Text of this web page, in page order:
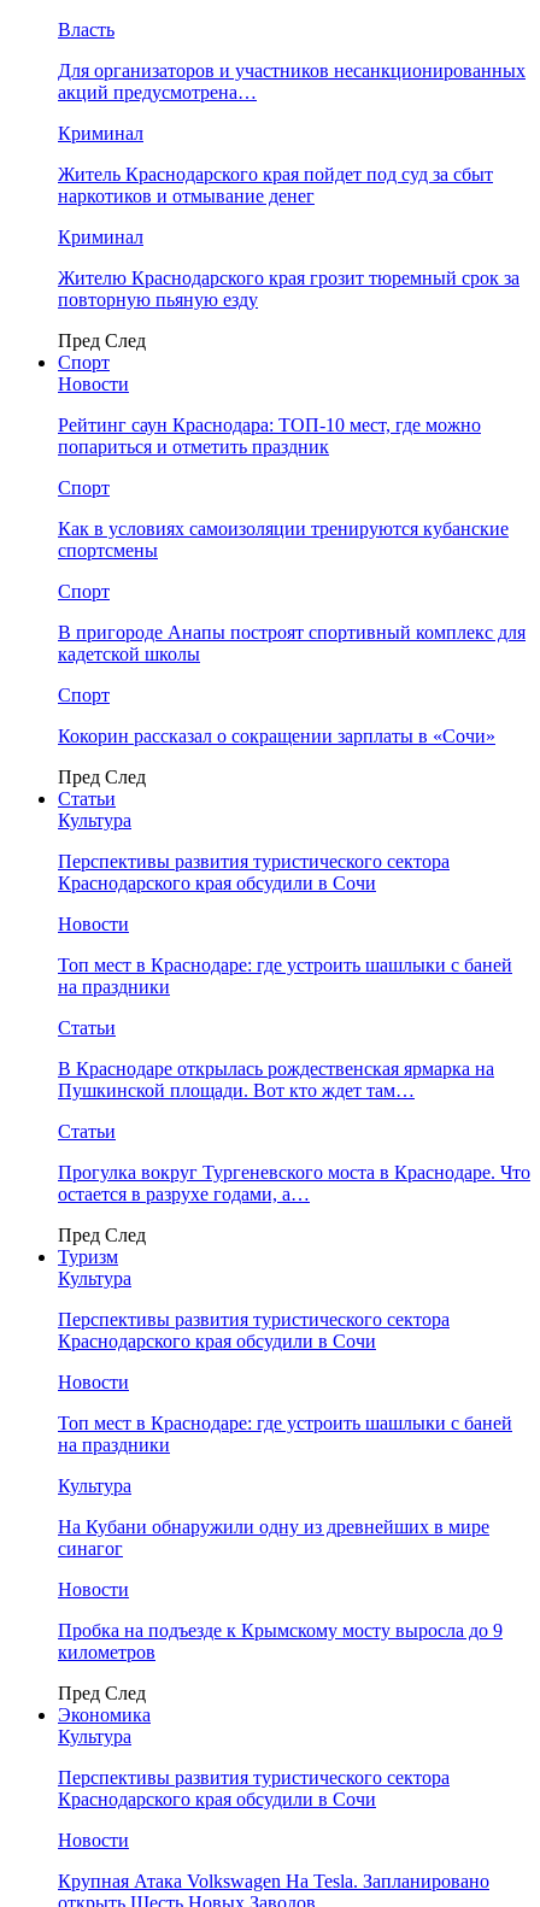
Власть
Для организаторов и участников несанкционированных
акций предусмотрена…
Криминал
Житель Краснодарского края пойдет под суд за сбыт
наркотиков и отмывание денег
Криминал
Жителю Краснодарского края грозит тюремный срок за
повторную пьяную езду
Пред След
Спорт
Новости
Рейтинг саун Краснодара: ТОП-10 мест, где можно
попариться и отметить праздник
Спорт
Как в условиях самоизоляции тренируются кубанские
спортсмены
Спорт
В пригороде Анапы построят спортивный комплекс для
кадетской школы
Спорт
Кокорин рассказал о сокращении зарплаты в «Сочи»
Пред След
Статьи
Культура
Перспективы развития туристического сектора
Краснодарского края обсудили в Сочи
Новости
Топ мест в Краснодаре: где устроить шашлыки с баней
на праздники
Статьи
В Краснодаре открылась рождественская ярмарка на
Пушкинской площади. Вот кто ждет там…
Статьи
Прогулка вокруг Тургеневского моста в Краснодаре. Что
остается в разрухе годами, а…
Пред След
Туризм
Культура
Перспективы развития туристического сектора
Краснодарского края обсудили в Сочи
Новости
Топ мест в Краснодаре: где устроить шашлыки с баней
на праздники
Культура
На Кубани обнаружили одну из древнейших в мире
синагог
Новости
Пробка на подъезде к Крымскому мосту выросла до 9
километров
Пред След
Экономика
Культура
Перспективы развития туристического сектора
Краснодарского края обсудили в Сочи
Новости
Крупная Атака Volkswagen На Tesla. Запланировано
открыть Шесть Новых Заводов